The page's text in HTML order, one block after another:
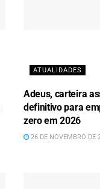
ATUALIDADES
Adeus, carteira
definitivo para
zero em 2026
26 DE NOVEMBRO DE